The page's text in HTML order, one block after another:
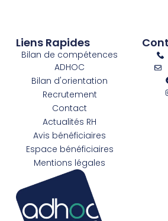
Liens Rapides
Bilan de compétences
ADHOC
Bilan d'orientation
Recrutement
Contact
Actualités RH
Avis bénéficiaires
Espace bénéficiaires
Mentions légales